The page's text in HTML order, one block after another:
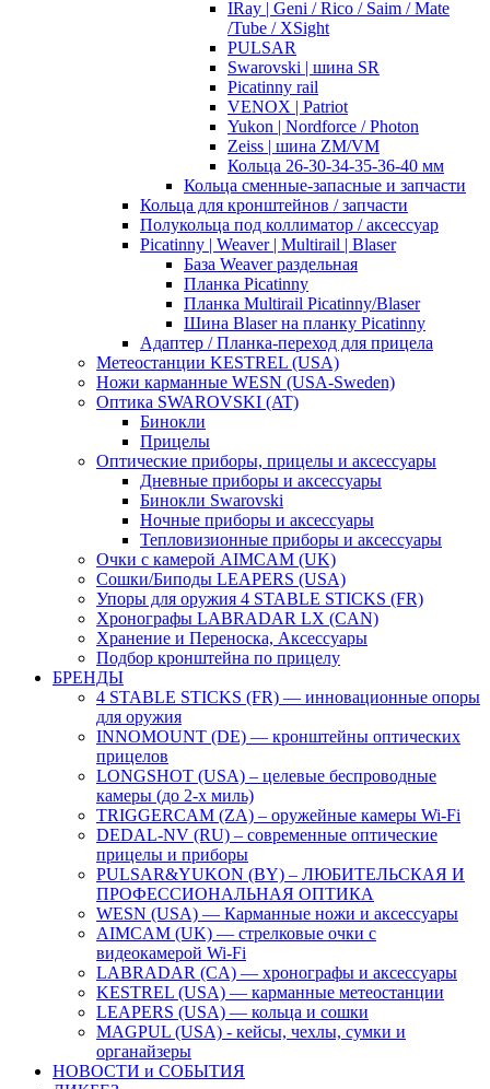
IRay | Geni / Rico / Saim / Mate
/Tube / XSight
PULSAR
Swarovski | шина SR
Picatinny rail
VENOX | Patriot
Yukon | Nordforce / Photon
Zeiss | шина ZM/VM
Кольца 26-30-34-35-36-40 мм
Кольца сменные-запасные и запчасти
Кольца для кронштейнов / запчасти
Полукольца под коллиматор / аксессуар
Picatinny | Weaver | Multirail | Blaser
База Weaver раздельная
Планка Picatinny
Планка Multirail Picatinny/Blaser
Шина Blaser на планку Picatinny
Адаптер / Планка-переход для прицела
Метеостанции KESTREL (USA)
Ножи карманные WESN (USA-Sweden)
Оптика SWAROVSKI (AT)
Бинокли
Прицелы
Оптические приборы, прицелы и аксессуары
Дневные приборы и аксессуары
Бинокли Swarovski
Ночные приборы и аксессуары
Тепловизионные приборы и аксессуары
Очки с камерой AIMCAM (UK)
Сошки/Биподы LEAPERS (USA)
Упоры для оружия 4 STABLE STICKS (FR)
Хронографы LABRADAR LX (CAN)
Хранение и Переноска, Аксессуары
Подбор кронштейна по прицелу
БРЕНДЫ
4 STABLE STICKS (FR) — инновационные опоры
для оружия
INNOMOUNT (DE) — кронштейны оптических
прицелов
LONGSHOT (USA) – целевые беспроводные
камеры (до 2-х миль)
TRIGGERCAM (ZA) – оружейные камеры Wi-Fi
DEDAL-NV (RU) – современные оптические
прицелы и приборы
PULSAR&YUKON (BY) – ЛЮБИТЕЛЬСКАЯ И
ПРОФЕССИОНАЛЬНАЯ ОПТИКА
WESN (USA) — Карманные ножи и аксессуары
AIMCAM (UK) — стрелковые очки с
видеокамерой Wi-Fi
LABRADAR (CA) — хронографы и аксессуары
KESTREL (USA) — карманные метеостанции
LEAPERS (USA) — кольца и сошки
MAGPUL (USA) - кейсы, чехлы, сумки и
органайзеры
НОВОСТИ и СОБЫТИЯ